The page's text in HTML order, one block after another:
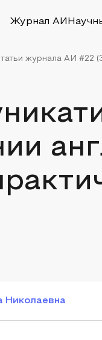
Журнал АИ
журнала АИ #22
Николаевна